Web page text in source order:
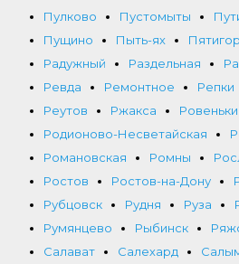
Пулково Пустомыты
Пущино
Пыть-ях
Радужный
Раздельная
Ревда
Ремонтное Репки
Реутов
Ржакса Ровеньки
Родионово-Несветайская
Романовская
Ромны
Ростов
Ростов-на-Дону
Рубцовск
Рудня Руза
Румянцево
Рыбинск
Салават
Салехард